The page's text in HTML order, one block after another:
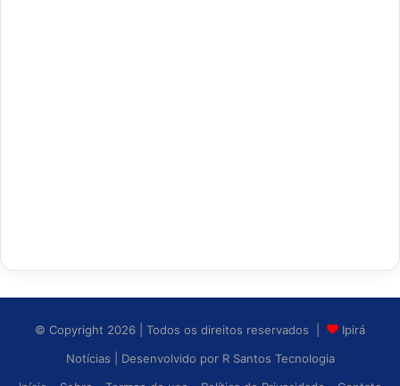
© Copyright 2026 | Todos os direitos reservados |
Ipirá
Notícias
| Desenvolvido por R Santos Tecnologia